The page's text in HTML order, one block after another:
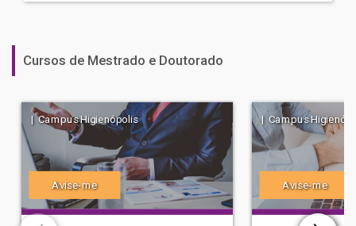
Cursos de Mestrado e Doutorado
| Campus Higienópolis
Avise-me
| Campus
Avise-me